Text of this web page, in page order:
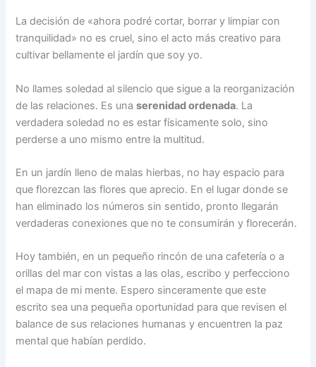
La decisión de «ahora podré cortar, borrar y limpiar con
tranquilidad» no es cruel, sino el acto más creativo para
cultivar bellamente el jardín que soy yo.
No llames soledad al silencio que sigue a la reorganización
de las relaciones. Es unaserenidad ordenada. La
verdadera soledad no es estar físicamente solo, sino
perderse a uno mismo entre la multitud.
En un jardín lleno de malas hierbas, no hay espacio para
que florezcan las flores que aprecio. En el lugar donde se
han eliminado los números sin sentido, pronto llegarán
verdaderas conexiones que no te consumirán y florecerán.
Hoy también, en un pequeño rincón de una cafetería o a
orillas del mar con vistas a las olas, escribo y perfecciono
el mapa de mi mente. Espero sinceramente que este
escrito sea una pequeña oportunidad para que revisen el
balance de sus relaciones humanas y encuentren la paz
mental que habían perdido.